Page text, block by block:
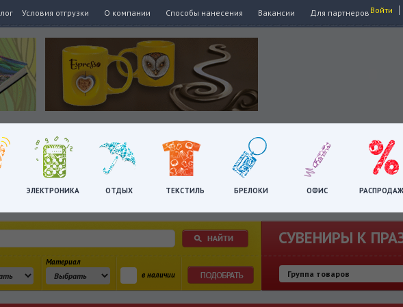
Условия отгрузки О компании Способы нанесения Вакансии Для партнеров Войти |
ЭЛЕКТРОНИКА ОТДЫХ ТЕКСТИЛЬ БРЕЛОКИ ОФИС
Материал
в наличии
СУВЕНИРЫ К